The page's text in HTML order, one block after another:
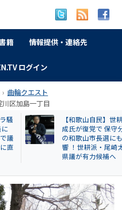
籍 情報提供・連絡先
ログイン
曲輪クエスト
区加島一丁目
弘
裂
影
郎
特別企画 解放同盟
政等が 過去に公開
部落・同和地区リ